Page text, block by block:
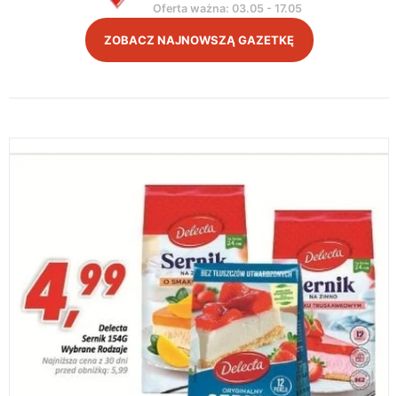
Oferta ważna: 03.05 - 17.05
ZOBACZ NAJNOWSZĄ GAZETKĘ